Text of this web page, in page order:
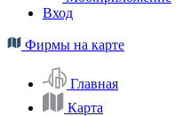
Вход
Фирмы на карте
Главная
Карта